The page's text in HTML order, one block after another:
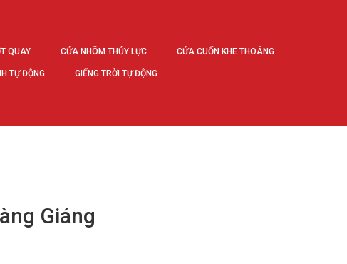
QUAY CỬA NHÔM THỦY LỰC CỬA CUỐN KHE THOÁNG
TỰ ĐỘNG GIẾNG TRỜI TỰ ĐỘNG
Giáng